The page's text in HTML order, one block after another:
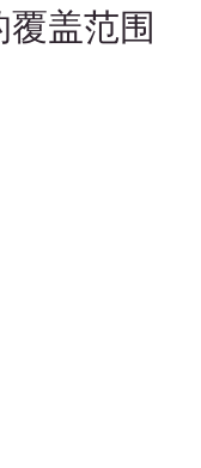
盖范围